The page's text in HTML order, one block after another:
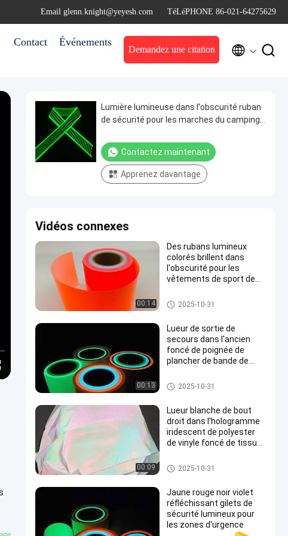
Email glenn.knight@yeyesh.com TéLéPHONE 86-021-64275629
Contact Événements
Demandez une citation  
Lumière lumineuse dans l'obscurité ruban
de sécurité pour les marches du camping-
Contactez maintenant
Apprenez davantage
Vidéos connexes
00:14
Des rubans lumineux
colorés brillent dans
l'obscurité pour les
vêtements de sport de
Glow In The Dark Reflective Ta
pe
2025-10-31
00:13
Lueur de sortie de
secours dans l'ancien
foncé de poignée de
plancher de bande de
roulettes
Glow In The Dark Reflective Ta
pe
2025-10-31
00:09
Lueur blanche de bout
droit dans l'hologramme
iridescent de polyester
de vinyle foncé de tissu
Glow In The Dark Reflective Ta
pe
2025-10-31
Jaune rouge noir violet
réfléchissant gilets de
sécurité lumineux pour
les zones d'urgence